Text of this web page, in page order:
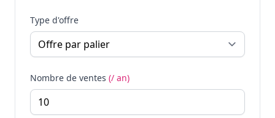
Type d'offre
Nombre de ventes (/ an)